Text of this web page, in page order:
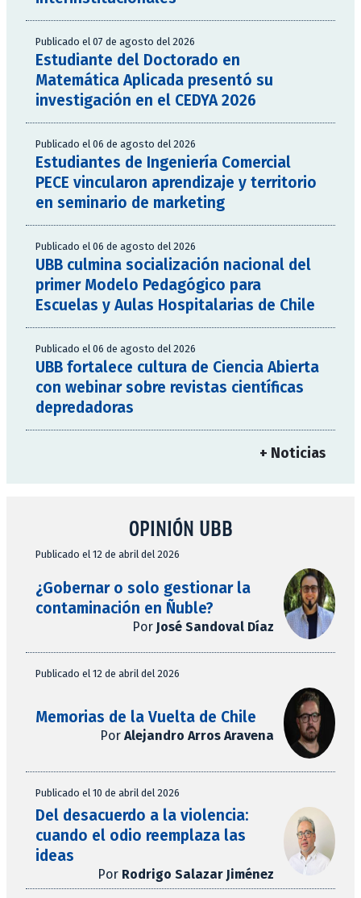
Publicado el 07 de agosto del 2026
Estudiante del Doctorado en
Matemática Aplicada presentó su
investigación en el CEDYA 2026
Publicado el 06 de agosto del 2026
Estudiantes de Ingeniería Comercial
PECE vincularon aprendizaje y territorio
en seminario de marketing
Publicado el 06 de agosto del 2026
UBB culmina socialización nacional del
primer Modelo Pedagógico para
Escuelas y Aulas Hospitalarias de Chile
Publicado el 06 de agosto del 2026
UBB fortalece cultura de Ciencia Abierta
con webinar sobre revistas científicas
depredadoras
+ Noticias
OPINIÓN UBB
Publicado el 12 de abril del 2026
¿Gobernar o solo gestionar la
contaminación en Ñuble?
Por José Sandoval Díaz
Publicado el 12 de abril del 2026
Memorias de la Vuelta de Chile
Por Alejandro Arros Aravena
Publicado el 10 de abril del 2026
Del desacuerdo a la violencia:
cuando el odio reemplaza las
ideas
Por Rodrigo Salazar Jiménez